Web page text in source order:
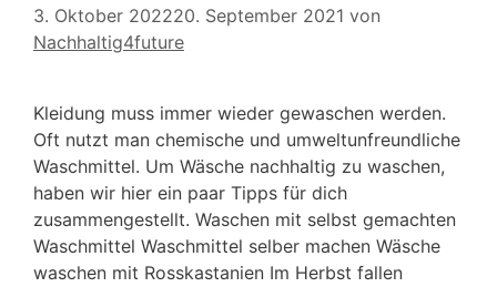
3. Oktober 202220. September 2021 von
Nachhaltig4future
Kleidung muss immer wieder gewaschen werden.
Oft nutzt man chemische und umweltunfreundliche
Waschmittel. Um Wäsche nachhaltig zu waschen,
haben wir hier ein paar Tipps für dich
zusammengestellt. Waschen mit selbst gemachten
Waschmittel Waschmittel selber machen Wäsche
waschen mit Rosskastanien Im Herbst fallen